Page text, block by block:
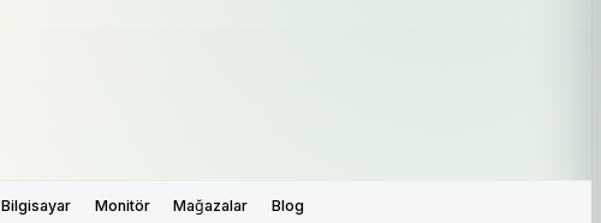
Bilgisayar Monitör Mağazalar Blog